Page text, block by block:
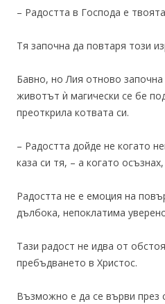
– Радостта в Господа е
Тя започна да повтаря този
Бавно, но Лия отново
животът ѝ магически се бе
преоткрила котвата си.
– Радостта дойде не когато
каза си тя, – а когато
Радостта не е емоция на
дълбока, непоклатима
Тази радост не идва от
пребъдването в Христос.
Възможно е да се върви през